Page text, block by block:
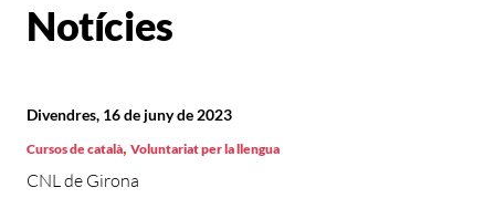
Notícies
CNL de Girona
Divendres, 16 de juny de 2023
Cursos de català, Voluntariat per la llengua